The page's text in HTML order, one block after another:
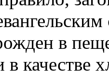
в
в качестве